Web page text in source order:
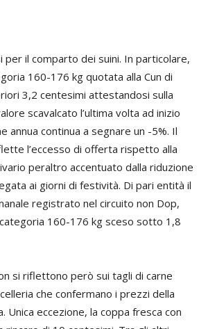
per il comparto dei suini. In particolare,
160-176 kg quotata alla Cun di
3,2 centesimi attestandosi sulla
scavalcato l’ultima volta ad inizio
annua continua a segnare un -5%. Il
l’eccesso di offerta rispetto alla
peraltro accentuato dalla riduzione
ai giorni di festività. Di pari entità il
registrato nel circuito non Dop,
160-176 kg sceso sotto 1,8
si riflettono però sui tagli di carne
che confermano i prezzi della
Unica eccezione, la coppa fresca con